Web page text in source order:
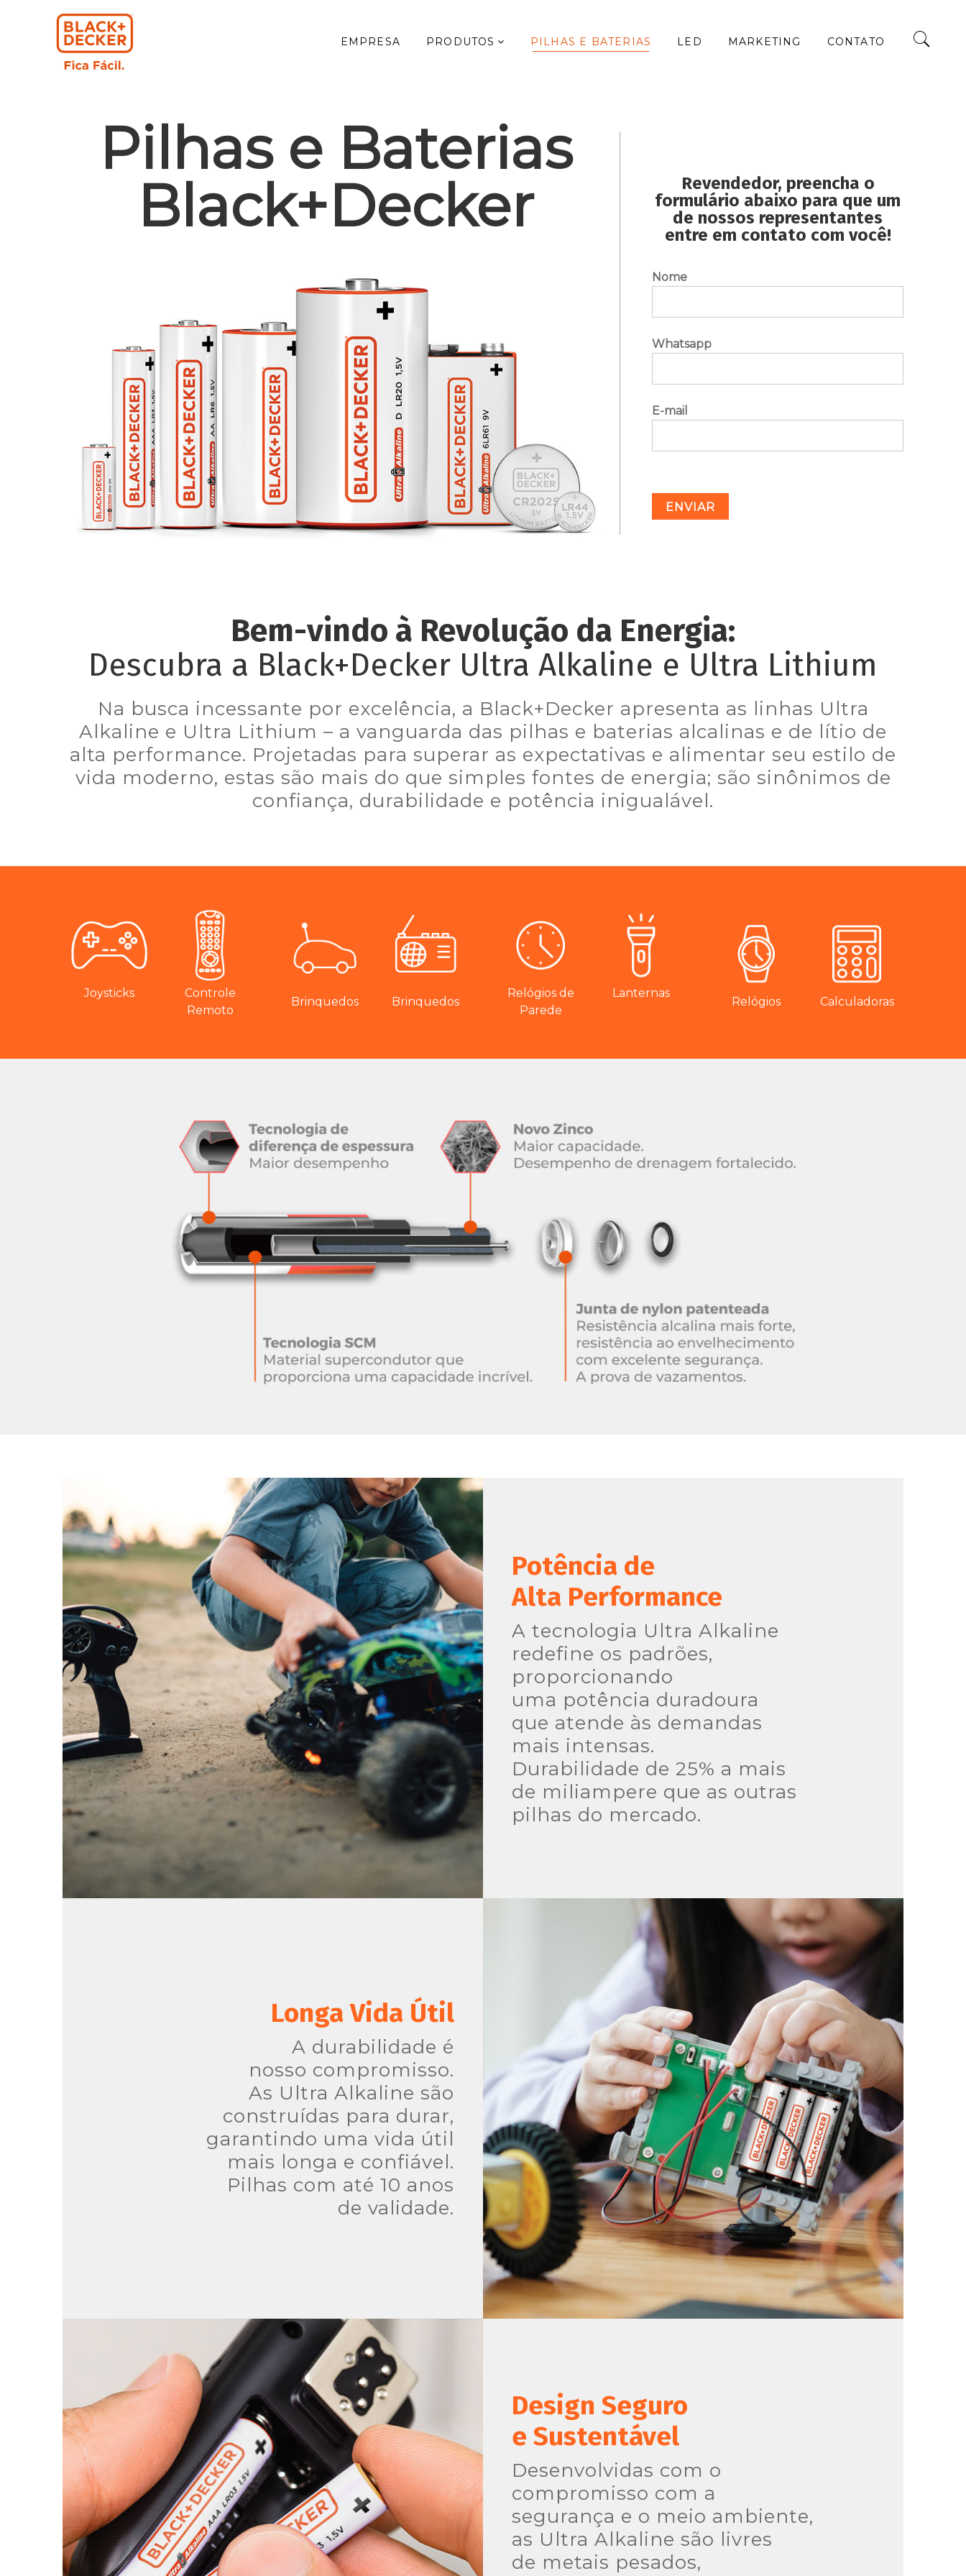
EMPRESA PRODUTOS PILHAS E BATERIAS LED MARKETING CONTATO
Pilhas e Baterias
Black+Decker
Revendedor, preencha o
formulário abaixo para que um
de nossos representantes
entre em contato com você!
Nome
Whatsapp
E-mail
Bem-vindo à Revolução da Energia:
Descubra a Black+Decker Ultra Alkaline e Ultra Lithium
Na busca incessante por excelência, a Black+Decker apresenta as linhas Ultra
Alkaline e Ultra Lithium – a vanguarda das pilhas e baterias alcalinas e de lítio de
alta performance. Projetadas para superar as expectativas e alimentar seu estilo de
vida moderno, estas são mais do que simples fontes de energia; são sinônimos de
confiança, durabilidade e potência inigualável.
Joysticks
Controle
Remoto
Brinquedos Brinquedos
Relógios de
Parede
Lanternas
Relógios Calculadoras
Potência de
Alta Performance
A tecnologia Ultra Alkaline
redefine os padrões,
proporcionando
uma potência duradoura
que atende às demandas
mais intensas.
Durabilidade de 25% a mais
de miliampere que as outras
pilhas do mercado.
Longa Vida Útil
A durabilidade é
nosso compromisso.
As Ultra Alkaline são
construídas para durar,
garantindo uma vida útil
mais longa e confiável.
Pilhas com até 10 anos
de validade.
Design Seguro
e Sustentável
Desenvolvidas com o
compromisso com a
segurança e o meio ambiente,
as Ultra Alkaline são livres
de metais pesados,